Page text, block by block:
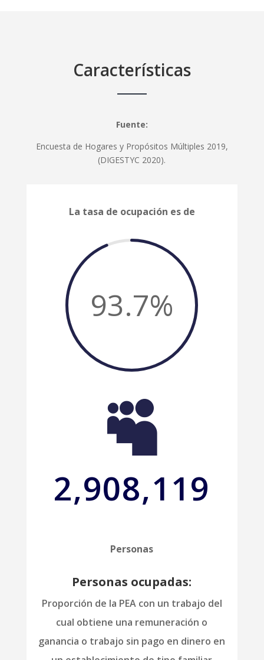
Características
Fuente:
Encuesta de Hogares y Propósitos Múltiples 2019,
(DIGESTYC 2020).
La tasa de ocupación es de
93.7%

2,908,119
Personas
Personas ocupadas:
Proporción de la PEA con un trabajo del
cual obtiene una remuneración o
ganancia o trabajo sin pago en dinero en